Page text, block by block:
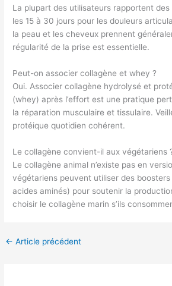
La plupart des utilisateurs rapportent
les 15 à 30 jours pour les douleurs
la peau et les cheveux prennent
régularité de la prise est essentielle.
Peut-on associer collagène et whey ?
Oui. Associer collagène hydrolysé et
(whey) après l’effort est une pratique
la réparation musculaire et tissulaire.
protéique quotidien cohérent.
Le collagène convient-il aux végétariens
Le collagène animal n’existe pas en
végétariens peuvent utiliser des
acides aminés) pour soutenir la
choisir le collagène marin s’ils
← Article précédent